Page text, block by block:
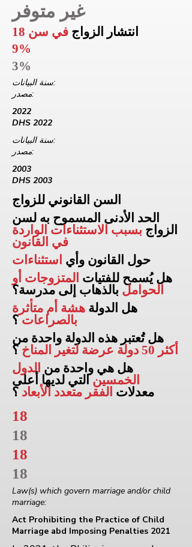
غير متوفر
انتشار الزواج في سن 18
9%
3%
سنة البيانات:
مصدر:
2022
DHS 2022
سنة البيانات:
مصدر:
2003
DHS 2003
السن القانوني للزواج
الحد الأدنى المسموح به لسن
الزواج بسبب الاستثناءات الواردة
في القانون
حول القانون وأي استثناءات
هل يُسمح للفتيات المتزوجات أو
الحوامل بالذهاب إلى مدرسة؟
هل الدولة هشة أم متأثرة
بالصراعات ؟
هل تُعتبر هذه الدولة واحدة من
أكثر 50 دولة عرضة لتغير المناخ
؟
هل هي واحدة من الدول
الخمسين التي لديها أعلى
معدلات الفقر متعدد الأبعاد ؟
18
18
18
18
Law(s) which govern marriage and/or child
marriage:
Act Prohibiting the Practice of Child
Marriage abd Imposing Penalties 2021